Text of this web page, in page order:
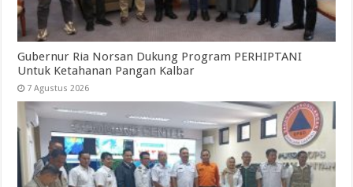
Gubernur Ria Norsan Dukung Program PERHIPTANI
Untuk Ketahanan Pangan Kalbar
7 Agustus 2026